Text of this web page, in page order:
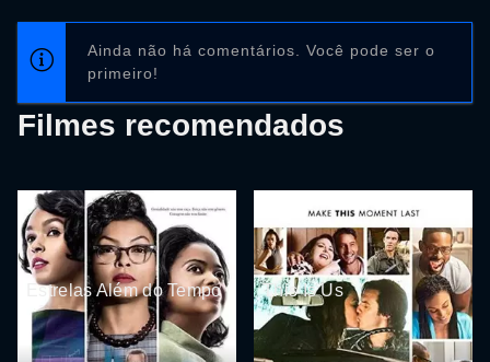
Ainda não há comentários. Você pode ser o
primeiro!
Filmes recomendados
Estrelas Além do Tempo This Is Us